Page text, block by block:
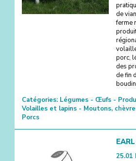
de
ferme
porc,
des
de fin
Catégories: Légumes - Œufs -
Volailles et lapins - Moutons,
Porcs
25.01